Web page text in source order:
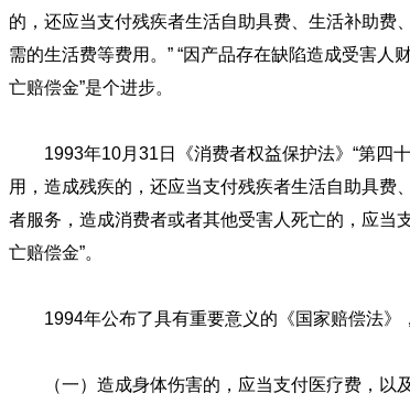
的，还应当支付残疾者生活自助具费、生活补助费
需的生活费等费用。” “因产品存在缺陷造成受害人
亡赔偿金”是个进步。
1993年10月31日《消费者权益保护法》“第四十
用，造成残疾的，还应当支付残疾者生活自助具
者服务，造成消费者或者其他受害人死亡的，应当
亡赔偿金”。
1994年公布了具有重要意义的《国家赔偿法》
（一）造成身体伤害的，应当支付医疗费，以及